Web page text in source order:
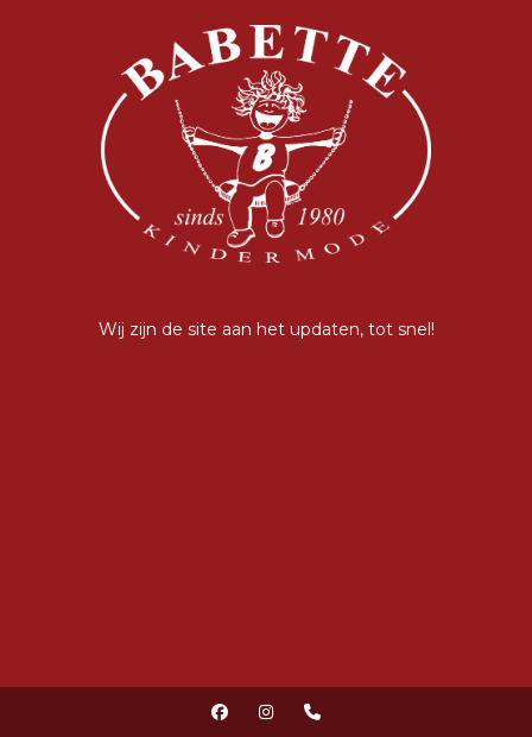
Wij zijn de site aan het updaten, tot snel!